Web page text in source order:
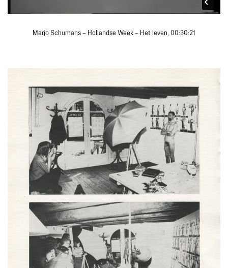
Marjo Schumans – Hollandse Week – Het leven, 00:30:21